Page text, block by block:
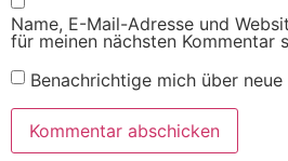
Name, E-Mail-Adresse und
für meinen nächsten Kommentar
Benachrichtige mich über